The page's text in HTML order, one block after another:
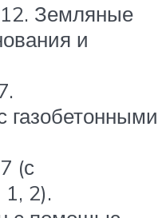
Земляные
и
газобетонными
(с
2).